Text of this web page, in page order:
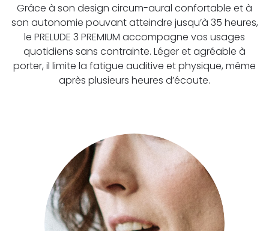
Grâce à son design circum-aural confortable et à
son autonomie pouvant atteindre jusqu’à 35 heures,
le PRELUDE 3 PREMIUM accompagne vos usages
quotidiens sans contrainte. Léger et agréable à
porter, il limite la fatigue auditive et physique, même
après plusieurs heures d’écoute.